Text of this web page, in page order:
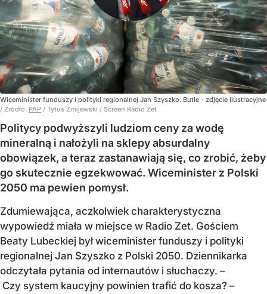
Wiceminister funduszy i polityki regionalnej Jan Szyszko. Butle - zdjęcie ilustracyjne
/ Źródło: PAP / Tytus Żmijewski / Screen Radio Zet
Politycy podwyższyli ludziom ceny za wodę
mineralną i nałożyli na sklepy absurdalny
obowiązek, a teraz zastanawiają się, co zrobić, żeby
go skutecznie egzekwować. Wiceminister z Polski
2050 ma pewien pomysł.
Zdumiewająca, aczkolwiek charakterystyczna
wypowiedź miała w miejsce w Radio Zet. Gościem
Beaty Lubeckiej był wiceminister funduszy i polityki
regionalnej Jan Szyszko z Polski 2050. Dziennikarka
odczytała pytania od internautów i słuchaczy. –
Czy system kaucyjny powinien trafić do kosza? –